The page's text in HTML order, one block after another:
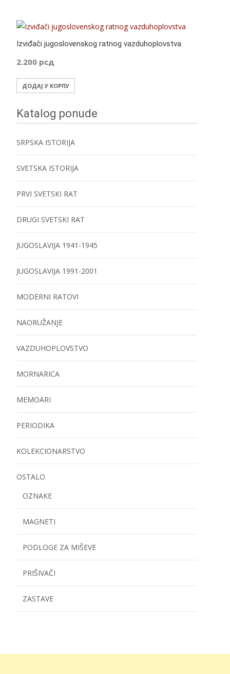
Izviđači jugoslovenskog ratnog vazduhoplovstva
2.200 рсд
ДОДАЈ У КОРПУ
Katalog ponude
SRPSKA ISTORIJA
SVETSKA ISTORIJA
PRVI SVETSKI RAT
DRUGI SVETSKI RAT
JUGOSLAVIJA 1941-1945
JUGOSLAVIJA 1991-2001
MODERNI RATOVI
NAORUŽANJE
VAZDUHOPLOVSTVO
MORNARICA
MEMOARI
PERIODIKA
KOLEKCIONARSTVO
OSTALO
OZNAKE
MAGNETI
PODLOGE ZA MIŠEVE
PRIŠIVAČI
ZASTAVE